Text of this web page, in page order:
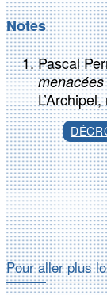
Notes
Pascal
Pour aller plus